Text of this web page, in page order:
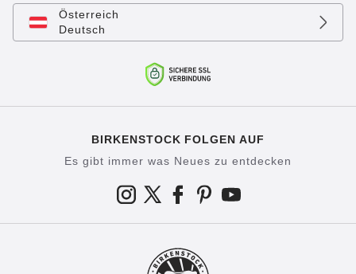
Österreich
Deutsch
BIRKENSTOCK FOLGEN AUF
Es gibt immer was Neues zu entdecken